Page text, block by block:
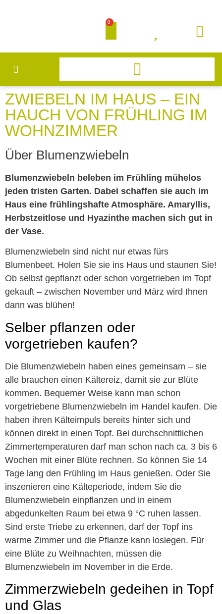
0
ZWIEBELN IM HAUS – EIN
HAUCH VON FRÜHLING IM
WOHNZIMMER
Über Blumenzwiebeln
Blumenzwiebeln beleben im Frühling mühelos
jeden tristen Garten. Dabei schaffen sie auch im
Haus eine frühlingshafte Atmosphäre. Amaryllis,
Herbstzeitlose und Hyazinthe machen sich gut in
der Vase.
Blumenzwiebeln sind nicht nur etwas fürs
Blumenbeet. Holen Sie sie ins Haus und staunen Sie!
Ob selbst gepflanzt oder schon vorgetrieben im Topf
gekauft – zwischen November und März wird Ihnen
dann was blühen!
Selber pflanzen oder
vorgetrieben kaufen?
Die Blumenzwiebeln haben eines gemeinsam – sie
alle brauchen einen Kältereiz, damit sie zur Blüte
kommen. Bequemer Weise kann man schon
vorgetriebene Blumenzwiebeln im Handel kaufen. Die
haben ihren Kälteimpuls bereits hinter sich und
können direkt in einen Topf. Bei durchschnittlichen
Zimmertemperaturen darf man schon nach ca. 3 bis 6
Wochen mit einer Blüte rechnen. So können Sie 14
Tage lang den Frühling im Haus genießen. Oder Sie
inszenieren eine Kälteperiode, indem Sie die
Blumenzwiebeln einpflanzen und in einem
abgedunkelten Raum bei etwa 9 °C ruhen lassen.
Sind erste Triebe zu erkennen, darf der Topf ins
warme Zimmer und die Pflanze kann loslegen. Für
eine Blüte zu Weihnachten, müssen die
Blumenzwiebeln im November in die Erde.
Zimmerzwiebeln gedeihen in Topf
und Glas